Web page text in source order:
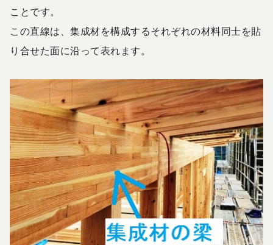
ことです。
この直線は、集成材を構成するそれぞれの材料同士を貼
り合せた面に沿って表れます。